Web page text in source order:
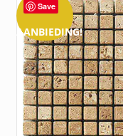
AANBIEDING!
Save